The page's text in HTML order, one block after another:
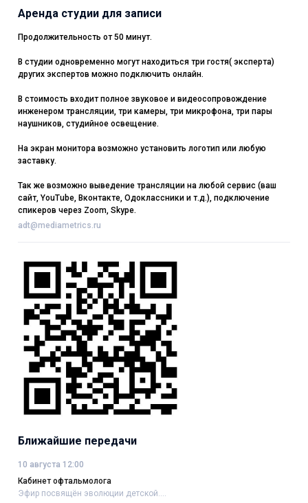
Аренда студии для записи
Продолжительность от 50 минут.
В студии одновременно могут находиться три гостя( эксперта)
других экспертов можно подключить онлайн.
В стоимость входит полное звуковое и видеосопровождение
инженером трансляции, три камеры, три микрофона, три пары
наушников, студийное освещение.
На экран монитора возможно установить логотип или любую
заставку.
Так же возможно выведение трансляции на любой сервис (ваш
сайт, YouTube, Вконтакте, Одоклассники и т.д.), подключение
спикеров через Zoom, Skype.
adt@mediametrics.ru
Ближайшие передачи
10 августа 12:00
Кабинет офтальмолога
Эфир посвящён эволюции детской....